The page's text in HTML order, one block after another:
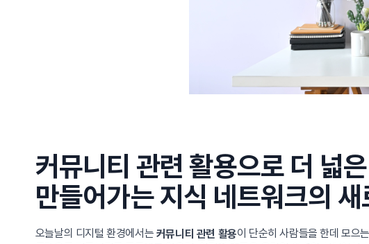
커뮤니티 관련 활용으로 더 넓
만들어가는 지식 네트워크의
오늘날의 디지털 환경에서는 커뮤니티 관련 활용이 단순히 사람들을 한데 모으